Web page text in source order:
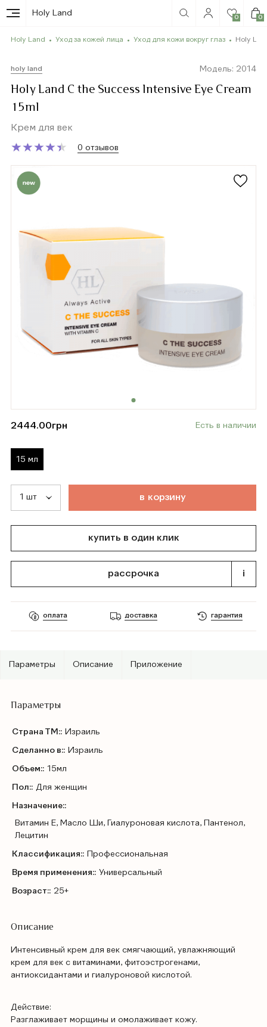
Holy Land
0 0
Holy Land Уход за кожей лица Уход для кожи вокруг глаз Holy
holy land Модель: 2014
Holy Land C the Success Intensive Eye Cream
15ml
Крем для век
★
★★
★★
★★
★★
★ 0 отзывов
2444.00грн Есть в наличии
15 мл
в корзину
купить в один клик
рассрочка i
оплата доставка гарантия
Параметры Описание Приложение
Параметры
Страна ТМ:: Израиль
Сделанно в:: Израиль
Объем:: 15мл
Пол:: Для женщин
Назначение::
Витамин Е, Масло Ши, Гиалуроновая кислота, Пантенол,
Лецитин
Классификация:: Профессиональная
Время применения:: Универсальный
Возраст:: 25+
Описание
Интенсивный крем для век смягчающий, увлажняющий
крем для век с витаминами, фитоэстрогенами,
антиоксидантами и гиалуроновой кислотой.
Действие:
Разглаживает морщины и омолаживает кожу.